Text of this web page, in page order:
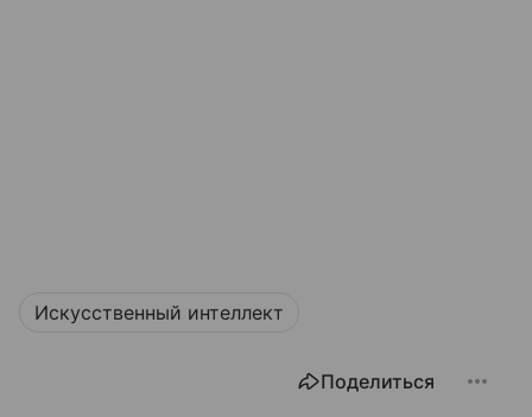
Искусственный интеллект
Поделиться